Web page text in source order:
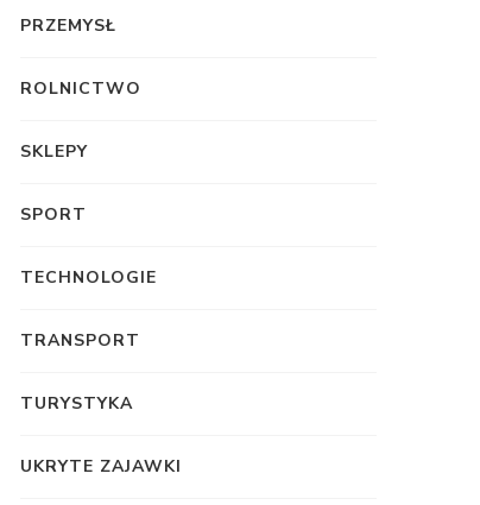
PRZEMYSŁ
ROLNICTWO
SKLEPY
SPORT
TECHNOLOGIE
TRANSPORT
TURYSTYKA
UKRYTE ZAJAWKI